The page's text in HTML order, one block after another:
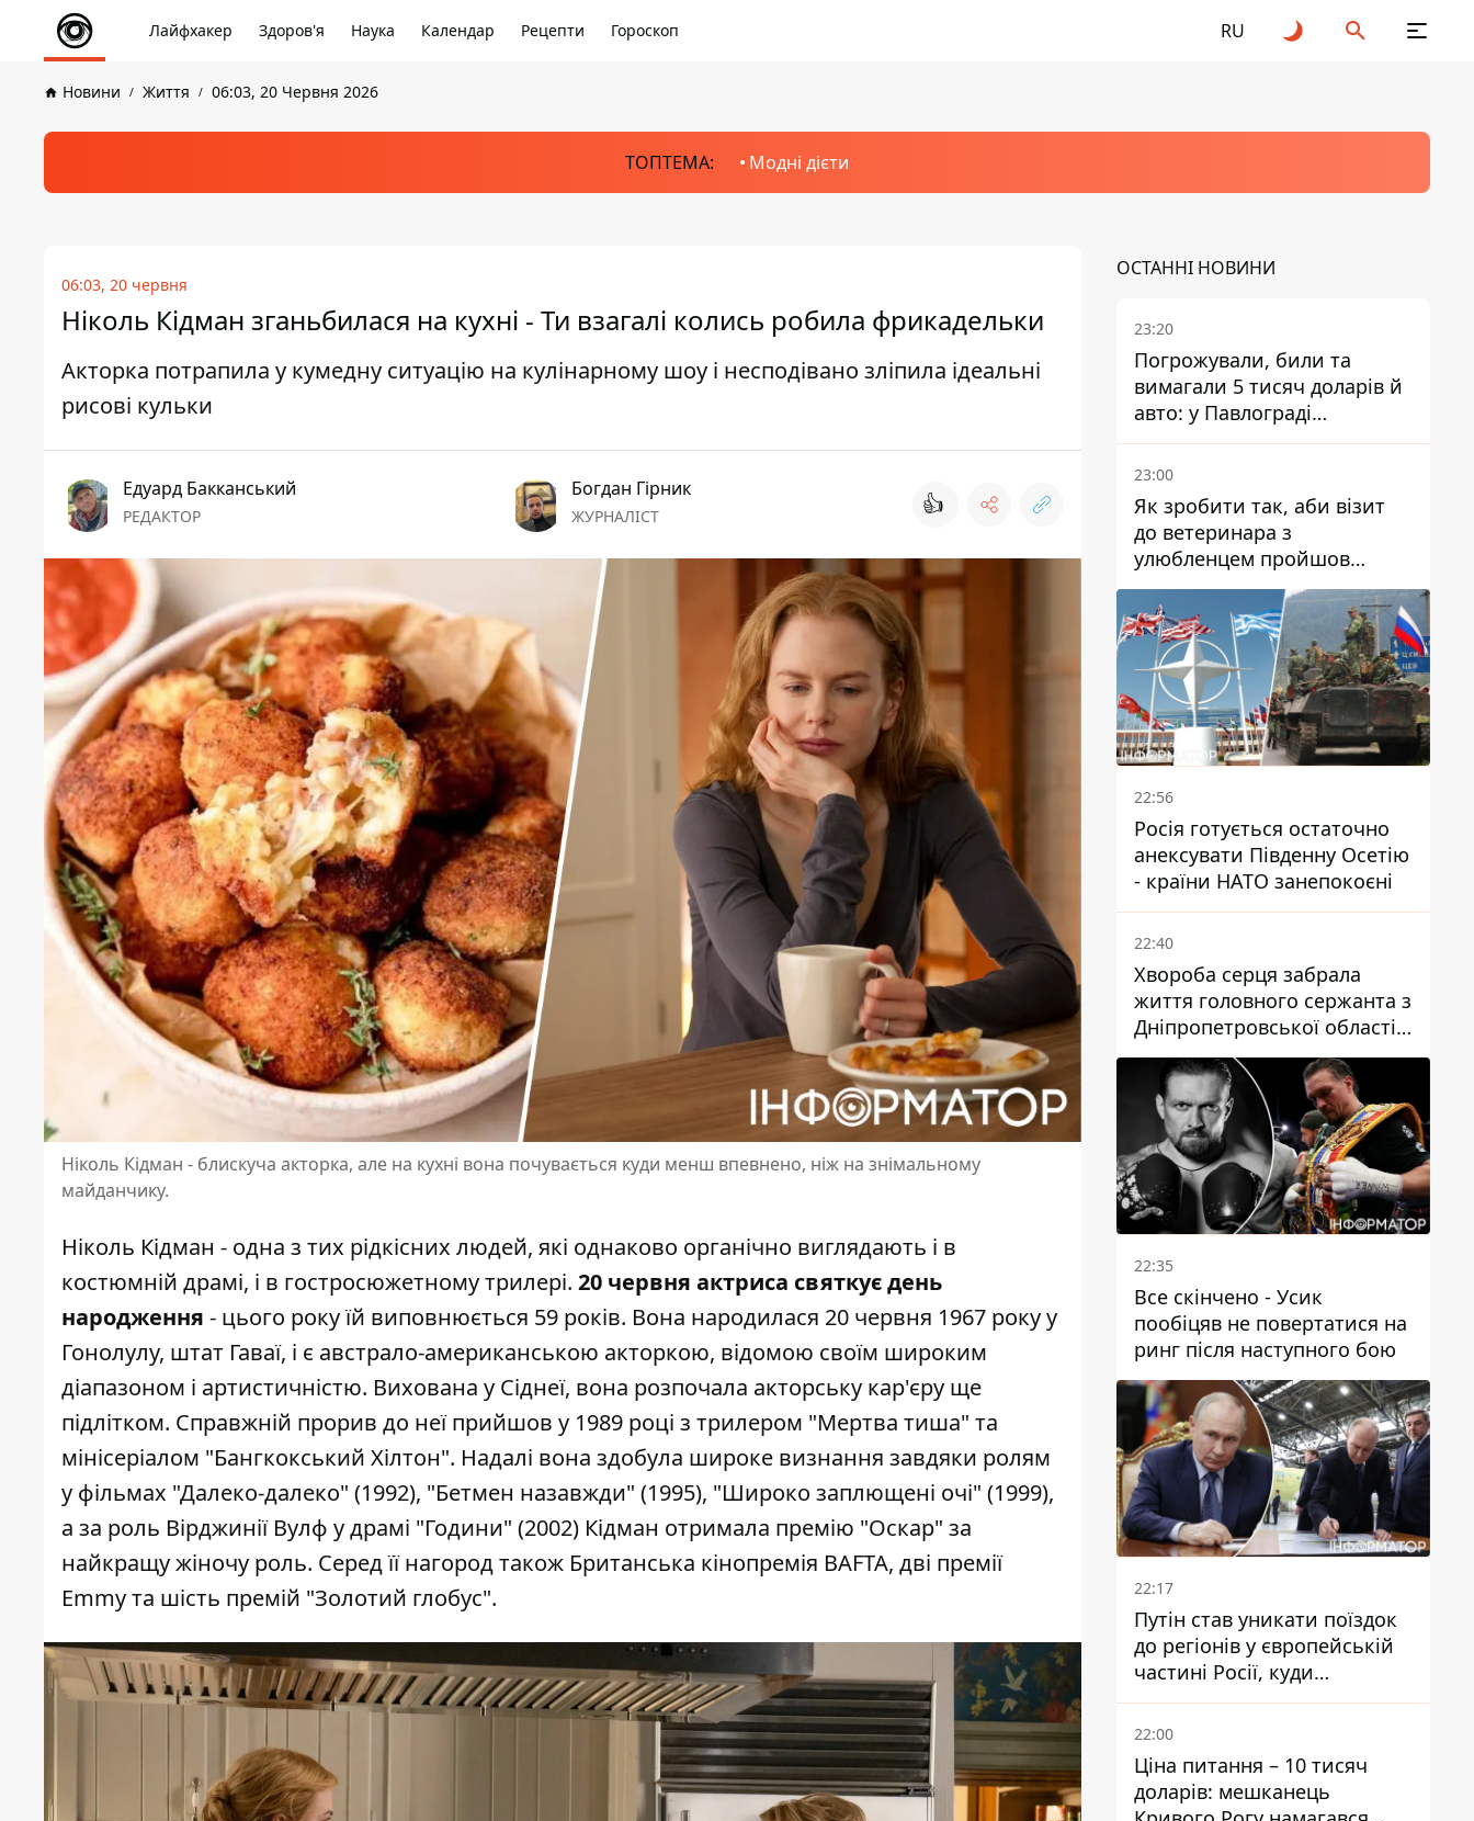
Лайфхакер Здоров'я Наука Календар Рецепти Гороскоп RU
Новини Життя 06:03, 20 Червня 2026
ТОПТЕМА: Модні дієти
06:03, 20 червня
Ніколь Кідман зганьбилася на кухні - Ти взагалі колись робила фрикадельки
Акторка потрапила у кумедну ситуацію на кулінарному шоу і несподівано зліпила ідеальні
рисові кульки
Едуард Бакканський
РЕДАКТОР
Богдан Гірник
ЖУРНАЛІСТ 👍
Ніколь Кідман - блискуча акторка, але на кухні вона почувається куди менш впевнено, ніж на знімальному
майданчику.
Ніколь Кідман - одна з тих рідкісних людей, які однаково органічно виглядають і в
костюмній драмі, і в гостросюжетному трилері. 20 червня актриса святкує день
народження - цього року їй виповнюється 59 років. Вона народилася 20 червня 1967 року у
Гонолулу, штат Гаваї, і є австрало-американською акторкою, відомою своїм широким
діапазоном і артистичністю. Вихована у Сіднеї, вона розпочала акторську кар'єру ще
підлітком. Справжній прорив до неї прийшов у 1989 році з трилером "Мертва тиша" та
мінісеріалом "Бангкокський Хілтон". Надалі вона здобула широке визнання завдяки ролям
у фільмах "Далеко-далеко" (1992), "Бетмен назавжди" (1995), "Широко заплющені очі" (1999),
а за роль Вірджинії Вулф у драмі "Години" (2002) Кідман отримала премію "Оскар" за
найкращу жіночу роль. Серед її нагород також Британська кінопремія BAFTA, дві премії
Emmy та шість премій "Золотий глобус".
ОСТАННІ НОВИНИ
23:20
Погрожували, били та
вимагали 5 тисяч доларів й
авто: у Павлограді
затримали двох чоловіків
23:00
Як зробити так, аби візит
до ветеринара з
улюбленцем пройшов
спокійно: прості поради
22:56
Росія готується остаточно
анексувати Південну Осетію
- країни НАТО занепокоєні
22:40
Хвороба серця забрала
життя головного сержанта з
Дніпропетровської області
Юрія Свистуна
22:35
Все скінчено - Усик
пообіцяв не повертатися на
ринг після наступного бою
22:17
Путін став уникати поїздок
до регіонів у європейській
частині Росії, куди
регулярно долітають дрони
22:00
Ціна питання – 10 тисяч
доларів: мешканець